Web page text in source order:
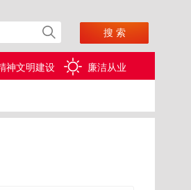
神文明建设 廉洁从业